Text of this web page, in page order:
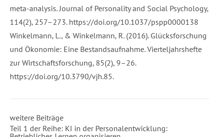
meta-analysis. Journal of Personality and Social Psychology,
114(2), 257–273. https://doi.org/10.1037/pspp0000138
Winkelmann, L., & Winkelmann, R. (2016). Glücksforschung
und Ökonomie: Eine Bestandsaufnahme. Vierteljahrshefte
zur Wirtschaftsforschung, 85(2), 9–26.
https://doi.org/10.3790/vjh.85.
weitere Beiträge
Teil 1 der Reihe: KI in der Personalentwicklung: